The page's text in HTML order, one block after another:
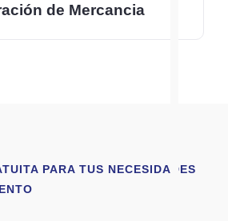
de Mercancia
PARA TUS NECESIDADES